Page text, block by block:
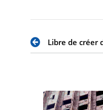
Libre de créer